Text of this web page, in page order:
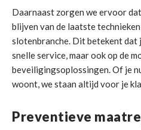
Daarnaast zorgen we ervoor
blijven van de laatste
slotenbranche. Dit betekent dat
snelle service, maar ook op de
beveiligingsoplossingen. Of je
woont, we staan altijd voor je
Preventieve